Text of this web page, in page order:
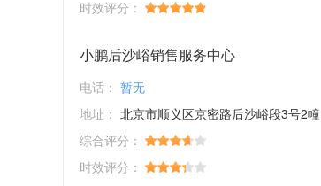
时效评分：
小鹏后沙峪销售服务中心
电话： 暂无
地址： 北京市顺义区京密路后沙峪段3号2幢
综合评分：
时效评分：